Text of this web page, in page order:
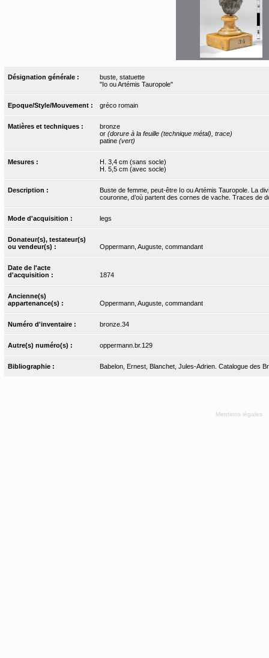
Désignation générale :
buste, statuette
"Io ou Artémis Tauropole"
Epoque/Style/Mouvement : gréco romain
Matières et techniques :
bronze
or (dorure à la feuille (technique métal), trace)
patine (vert)
Mesures :
H. 3,4 cm (sans socle)
H. 5,5 cm (avec socle)
Description :
Buste de femme, peut-être Io ou Artémis Tauropole. La
couronne, d’où partent des cornes de vache. Traces de
Mode d'acquisition : legs
Donateur(s), testateur(s)
ou vendeur(s) :
Oppermann, Auguste, commandant
Date de l'acte
d'acquisition :
1874
Ancienne(s)
appartenance(s) :
Oppermann, Auguste, commandant
Numéro d'inventaire : bronze.34
Autre(s) numéro(s) : oppermann.br.129
Bibliographie : Babelon, Ernest, Blanchet, Jules-Adrien. Catalogue des
Mentions légales